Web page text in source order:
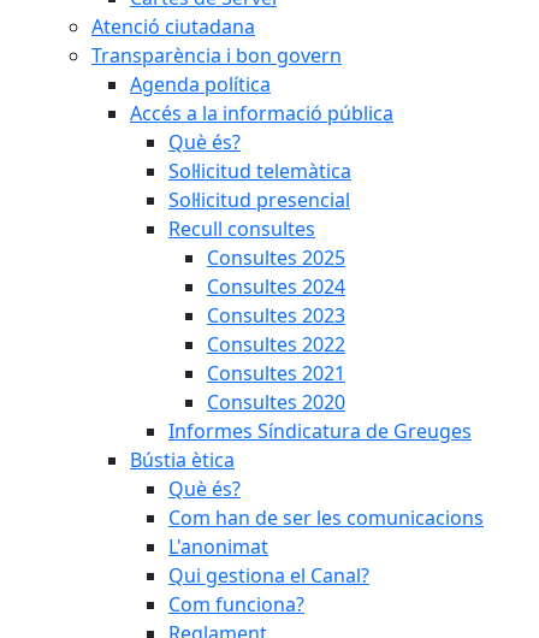
Atenció ciutadana
Transparència i bon govern
Agenda política
Accés a la informació pública
Què és?
Sol·licitud telemàtica
Sol·licitud presencial
Recull consultes
Consultes 2025
Consultes 2024
Consultes 2023
Consultes 2022
Consultes 2021
Consultes 2020
Informes Síndicatura de Greuges
Bústia ètica
Què és?
Com han de ser les comunicacions
L'anonimat
Qui gestiona el Canal?
Com funciona?